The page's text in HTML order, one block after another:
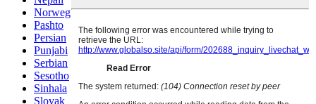
Norwegian
Pashto
Persian
Punjabi
Serbian
Sesotho
Sinhala
Slovak